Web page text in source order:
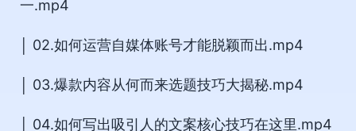
一.mp4
│ 02.如何运营自媒体账号才能脱颖而出.mp4
│ 03.爆款内容从何而来选题技巧大揭秘.mp4
│ 04.如何写出吸引人的文案核心技巧在这里.mp4